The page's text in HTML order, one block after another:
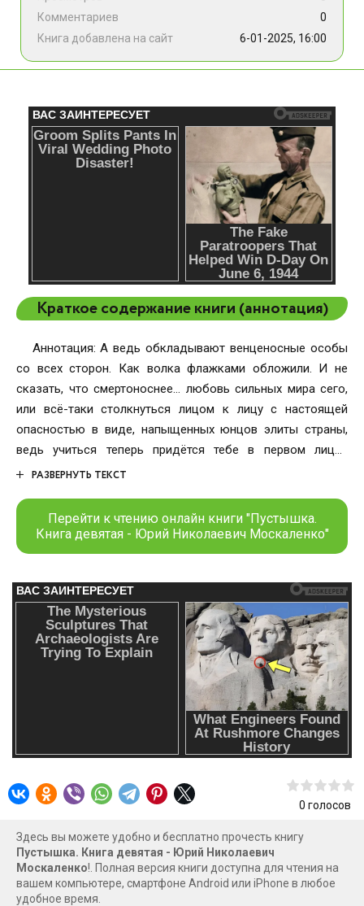
Комментариев
0
Книга добавлена на сайт
6-01-2025, 16:00
Краткое содержание книги (аннотация)
Аннотация: А ведь обкладывают венценосные особы
со всех сторон. Как волка флажками обложили. И не
сказать, что смертоноснее… любовь сильных мира сего,
или всё-таки столкнуться лицом к лицу с настоящей
опасностью в виде, напыщенных юнцов элиты страны,
ведь учиться теперь придётся тебе в первом лицее
империи…
РАЗВЕРНУТЬ ТЕКСТ
Перейти к чтению онлайн книги "Пустышка.
Книга девятая - Юрий Николаевич Москаленко"
0 голосов
Здесь вы можете удобно и бесплатно прочесть книгу
Пустышка. Книга девятая - Юрий Николаевич
Москаленко!. Полная версия книги доступна для чтения на
вашем компьютере, смартфоне Android или iPhone в любое
удобное время.